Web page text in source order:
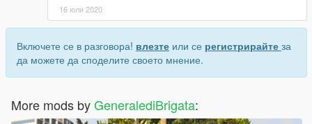
16 юли 2020
Включете се в разговора! влезте или се регистрирайте за
да можете да споделите своето мнение.
More mods byGeneralediBrigata: